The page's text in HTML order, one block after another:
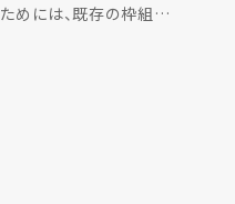
めには、既存の枠組み